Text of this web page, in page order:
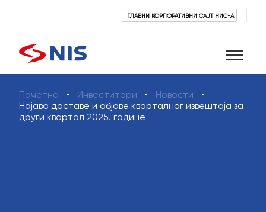
ГЛАВНИ КОРПОРАТИВНИ САЈТ НИС-А
Претражи
Почетна Инвеститори
Новости
Најава доставе и објаве кварталног извештаја за
други квартал 2025. године